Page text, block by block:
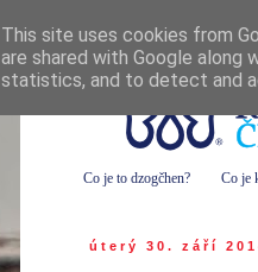
Co je to dzogčhen? Co je
úterý 30. září
This site uses cookies from
are shared with Google along
statistics, and to detect and